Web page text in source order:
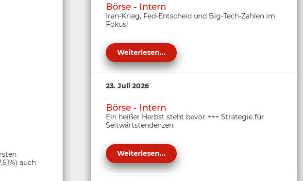
auch
Börse - Intern
Iran-Krieg, Fed-Entscheid und Big-Tech-Zahlen im
Fokus!
Weiterlesen...
23. Juli 2026
Börse - Intern
Ein heißer Herbst steht bevor +++ Strategie für
Seitwärtstendenzen
Weiterlesen...